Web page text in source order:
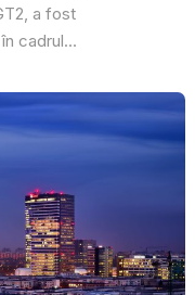
a fost
cadrul...